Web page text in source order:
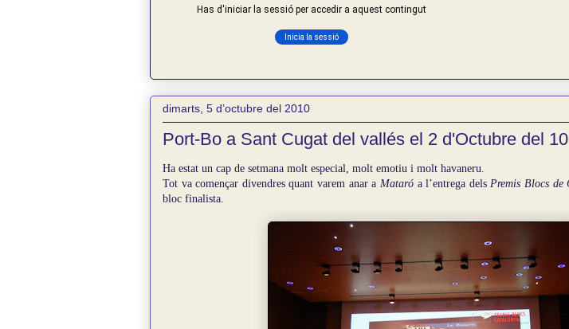
dimarts, 5 d’octubre del 2010
Port-Bo a Sant Cugat del vallés el 2 d'Octubre del 10
Ha estat un cap de setmana molt especial, molt emotiu i molt havaneru.
Tot va començar divendres quant varem anar a Mataró a l’entrega delsPremis Blocs de
bloc finalista.